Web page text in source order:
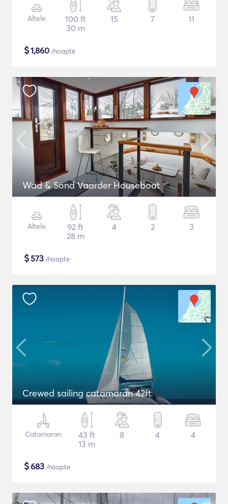
Altele
100 ft
30 m
15 7 11
$1,860 /noapte
Wad & Sond Vaarder Houseboat
Altele
92 ft
28 m
4 2 3
$573 /noapte
Crewed sailing catamaran 42ft
Catamaran
43 ft
13 m
8 4 4
$683 /noapte